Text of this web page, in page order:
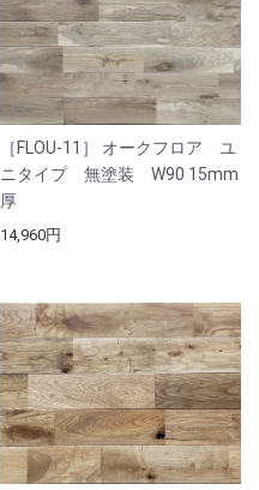
［FLOU-11］ オークフロア ユ
ニタイプ 無塗装 W90 15mm
厚
14,960円